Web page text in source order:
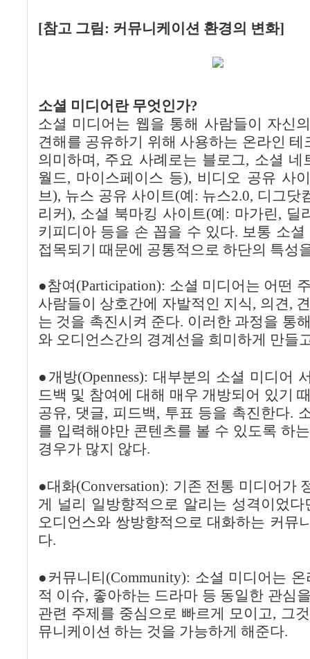
[참고 그림: 커뮤니케이션 환경의 변화]
소셜 미디어란 무엇인가?
소셜 미디어는 웹을 통해 사람들이 자신
견해를 공유하기 위해 사용하는 온라인
의미하며, 주요 사례로는 블로그, 소셜 네
월드, 마이스페이스 등), 비디오 공유 사
브), 뉴스 공유 사이트(예: 뉴스2.0, 디그닷
리커), 소셜 북마킹 사이트(예: 마가린, 딜
키피디아 등을 손 꼽을 수 있다. 보통 소
접목되기 때문에 공통적으로 하단의 특성
●참여(Participation): 소셜 미디어는 어떤
사람들이 상호간에 자발적인 지식, 의견,
는 것을 촉진시켜 준다. 이러한 과정을 통
와 오디언스간의 경계선을 희미하게 만들
●개방(Openness): 대부분의 소셜 미디어
드백 및 참여에 대해 매우 개방되어 있기
공유, 댓글, 피드백, 투표 등을 촉진한다.
를 입력해야만 콘텐츠를 볼 수 있도록 하
경우가 많지 않다.
●대화(Conversation): 기존 전통 미디어가
게 널리 일방향적으로 알리는 성격이었
오디언스와 쌍방향적으로 대화하는 커뮤
다.
●커뮤니티(Community): 소셜 미디어는
적 이슈, 좋아하는 드라마 등 동일한 관심
관련 주제를 중심으로 빠르게 모이고, 그
뮤니케이션 하는 것을 가능하게 해준다.